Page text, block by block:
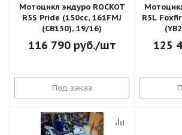
Мотоцикл эндуро ROCKOT
R5S Pride (150cc, 161FMJ
(CB150), 19/16)
116 790руб./шт
Под заказ
R5L
125